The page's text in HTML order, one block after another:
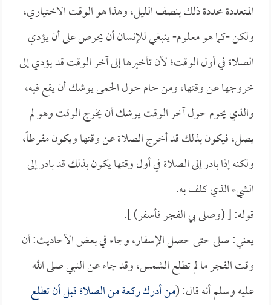
المتعددة محددة ذلك بنصف الليل، وهذا هو الوقت الاختياري،
ولكن -كما هو معلوم- ينبغي للإنسان أن يحرص على أن يؤدي
الصلاة في أول الوقت؛ لأن تأخيرها إلى آخر الوقت قد يؤدي إلى
خروجها عن وقتها، ومن حام حول الحمى يوشك أن يقع فيه،
والذي يحوم حول آخر الوقت يوشك أن يخرج الوقت وهو لم
يصل، فيكون بذلك قد أخرج الصلاة عن وقتها ويكون مفرطاً،
ولكنه إذا بادر إلى الصلاة في أول وقتها يكون بذلك قد بادر إلى
الشيء الذي كلف به.
قوله: [ (وصلى بي الفجر فأسفر) ].
يعني: صلى حتى حصل الإسفار، وجاء في بعض الأحاديث: أن
وقت الفجر ما لم تطلع الشمس، وقد جاء عن النبي صلى الله
عليه وسلم أنه قال: (من أدرك ركعة من الصلاة قبل أن تطلع